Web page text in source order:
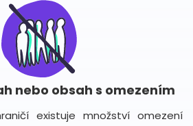
nebo obsah s omezením
existuje množství omezení